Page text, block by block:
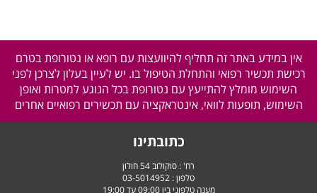
אין במידע באתר זה תחליף להיוועצות עם רופא או נטורופת בטרם
רכישת תכשיר רפואי והתחלת הטיפול בו. יש לעיין בעלון לצרכן לפני
השימוש מומלץ להתייעץ עם נטורופת בכל הנוגע למטרות ואופן
השימוש, תופעות לוואי, אינטראקציה עם תכשירים רפואיים אחרים
כתובתינו
רח' : סוקולוב 54 חולון
טלפון : 03-5014952
מענה טלפוני בין 09:00 עד 19:00